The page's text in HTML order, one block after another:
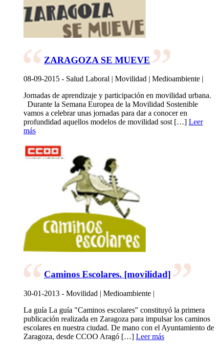
ZARAGOZA SE MUEVE
08-09-2015 - Salud Laboral | Movilidad | Medioambiente |
Jornadas de aprendizaje y participación en movilidad urbana.
Durante la Semana Europea de la Movilidad Sostenible
vamos a celebrar unas jornadas para dar a conocer en
profundidad aquellos modelos de movilidad sost […] Leer
más
Caminos Escolares. [movilidad]
30-01-2013 - Movilidad | Medioambiente |
La guía La guía "Caminos escolares" constituyó la primera
publicación realizada en Zaragoza para impulsar los caminos
escolares en nuestra ciudad. De mano con el Ayuntamiento de
Zaragoza, desde CCOO Aragó […] Leer más